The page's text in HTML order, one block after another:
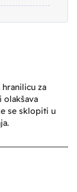
za
olakšava
se sklopiti u